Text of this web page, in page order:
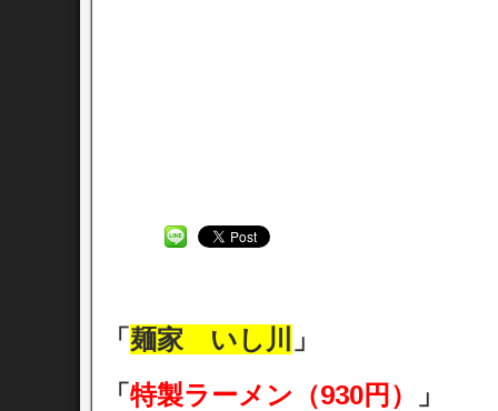
「 麺家 いし川
」
「 特製ラーメン（930円）
」